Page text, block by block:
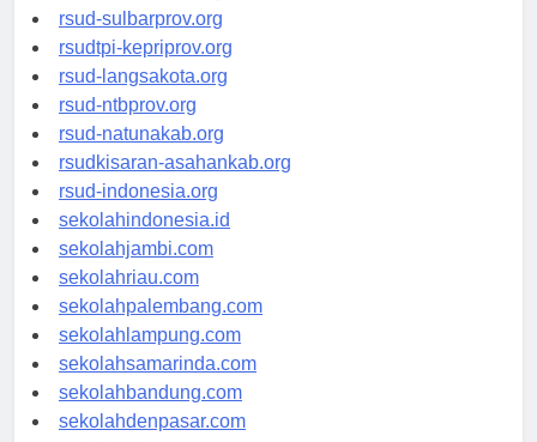
rsud-brebeskab.org
rsud-sulbarprov.org
rsudtpi-kepriprov.org
rsud-langsakota.org
rsud-ntbprov.org
rsud-natunakab.org
rsudkisaran-asahankab.org
rsud-indonesia.org
sekolahindonesia.id
sekolahjambi.com
sekolahriau.com
sekolahpalembang.com
sekolahlampung.com
sekolahsamarinda.com
sekolahbandung.com